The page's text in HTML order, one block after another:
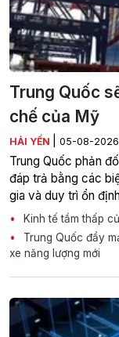
Trung Quốc
chế của Mỹ
HẢI YẾN 05-08-2026
Trung Quốc phản
đáp trả bằng các
gia và duy trì ổn
Kinh tế tầm thấp
Trung Quốc đẩy
xe năng lượng mới